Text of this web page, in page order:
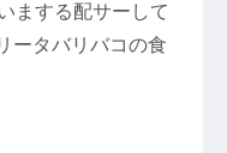
まする配サーして
ータバリバコの食